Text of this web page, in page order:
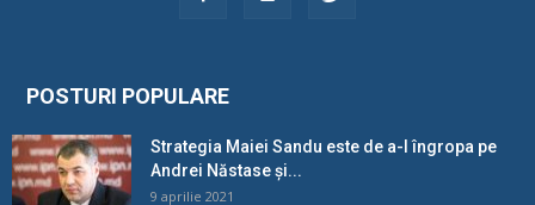
POSTURI POPULARE
Strategia Maiei Sandu este de a-l îngropa pe
Andrei Năstase și...
9 aprilie 2021